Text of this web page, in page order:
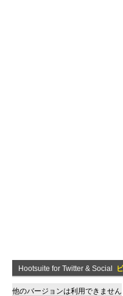
Hootsuite for Twitter & Social
他のバージョンは利用できません